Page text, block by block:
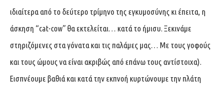
ιδιαίτερα από το δεύτερο τρίμηνο της εγκυμοσύνης κι έπειτα, η
άσκηση “cat-cow” θα εκτελείται… κατά το ήμισυ. Ξεκινάμε
στηριζόμενες στα γόνατα και τις παλάμες μας… Με τους γοφούς
και τους ώμους να είναι ακριβώς από επάνω τους αντίστοιχα).
Εισπνέουμε βαθιά και κατά την εκπνοή κυρτώνουμε την πλάτη